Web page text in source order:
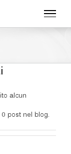
alcun
post nel blog.